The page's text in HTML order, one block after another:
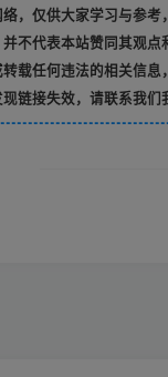
，仅供大家学习与参考
不代表本站赞同其观点
载任何违法的相关信息
链接失效，请联系我们